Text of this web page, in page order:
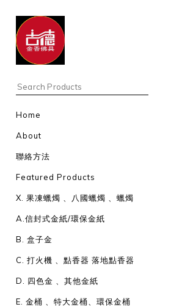
Home
About
聯絡方法
Featured Products
X. 果凍蠟燭 、八國蠟燭 、蠟燭
A.信封式金紙/環保金紙
B. 盒子金
C. 打火機 、點香器 落地點香器
D. 四色金 、其他金紙
E. 金桶 、特大金桶、環保金桶